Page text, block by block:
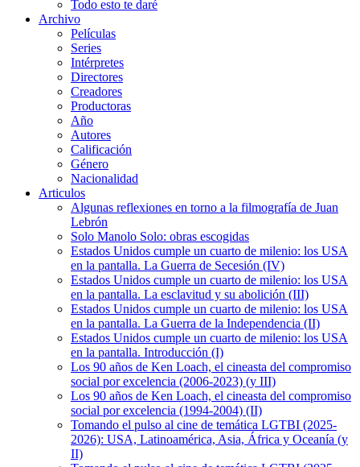
Todo esto te daré
Archivo
Películas
Series
Intérpretes
Directores
Creadores
Productoras
Año
Autores
Calificación
Género
Nacionalidad
Articulos
Algunas reflexiones en torno a la filmografía de Juan
Lebrón
Solo Manolo Solo: obras escogidas
Estados Unidos cumple un cuarto de milenio: los USA
en la pantalla. La Guerra de Secesión (IV)
Estados Unidos cumple un cuarto de milenio: los USA
en la pantalla. La esclavitud y su abolición (III)
Estados Unidos cumple un cuarto de milenio: los USA
en la pantalla. La Guerra de la Independencia (II)
Estados Unidos cumple un cuarto de milenio: los USA
en la pantalla. Introducción (I)
Los 90 años de Ken Loach, el cineasta del compromiso
social por excelencia (2006-2023) (y III)
Los 90 años de Ken Loach, el cineasta del compromiso
social por excelencia (1994-2004) (II)
Tomando el pulso al cine de temática LGTBI (2025-
2026): USA, Latinoamérica, Asia, África y Oceanía (y
II)